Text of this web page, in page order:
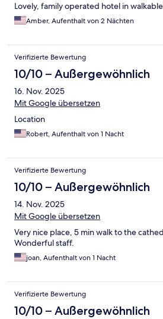
Lovely, family operated hotel in
Amber, Aufenthalt von 2 Nächten
Verifizierte Bewertung
10/10 – Außergewöhnlich
16. Nov. 2025
Mit Google übersetzen
Location
Robert, Aufenthalt von 1 Nacht
Verifizierte Bewertung
10/10 – Außergewöhnlich
14. Nov. 2025
Mit Google übersetzen
Very nice place, 5 min walk to the
Wonderful staff.
joan, Aufenthalt von 1 Nacht
Verifizierte Bewertung
10/10 – Außergewöhnlich